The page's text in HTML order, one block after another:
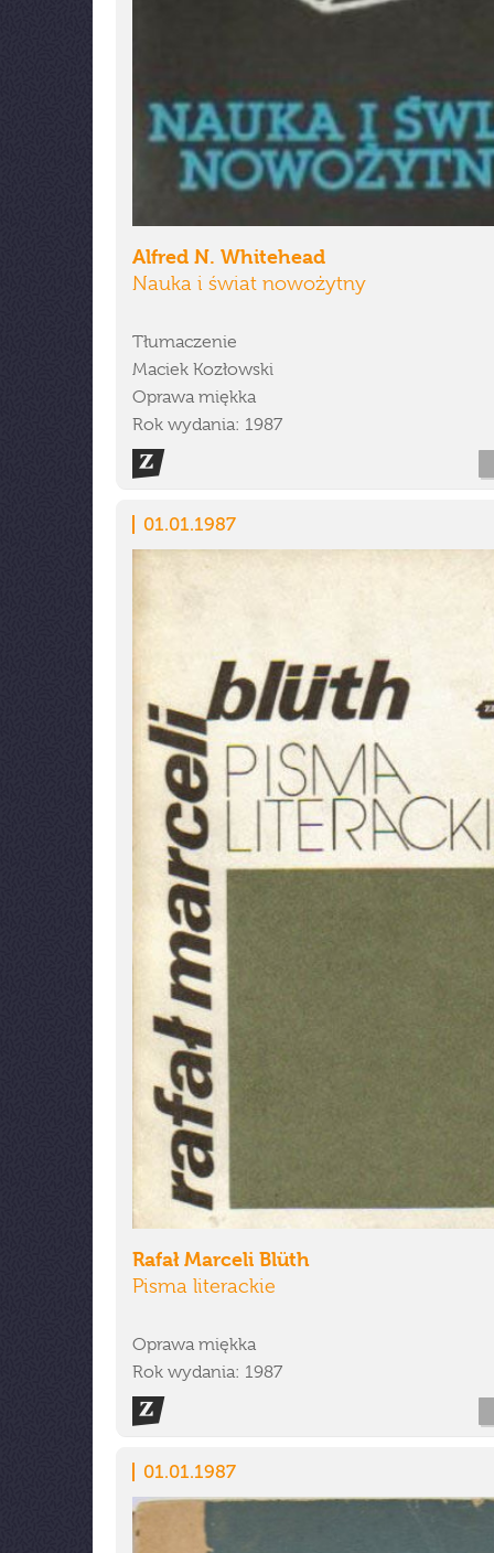
Alfred N. Whitehead
Nauka i świat nowożytny
Tłumaczenie
Maciek Kozłowski
Oprawa miękka
Rok wydania: 1987
01.01.1987
Rafał Marceli Blüth
Pisma literackie
Oprawa miękka
Rok wydania: 1987
01.01.1987